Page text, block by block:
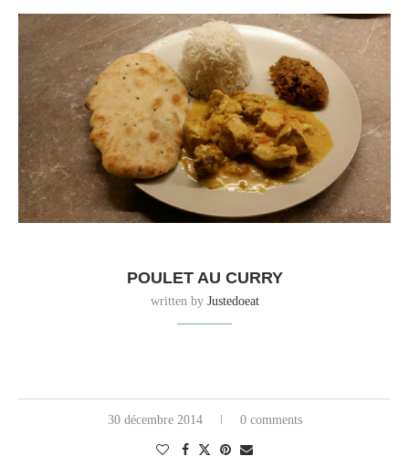
POULET AU CURRY
written by Justedoeat
30 décembre 2014 0 comments